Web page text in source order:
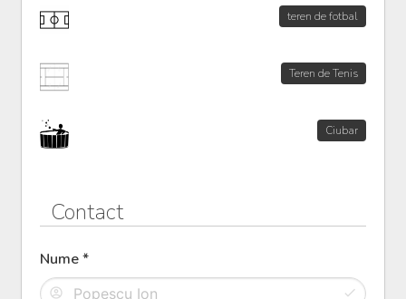
teren de fotbal
Teren de Tenis
Ciubar
Contact
Nume *